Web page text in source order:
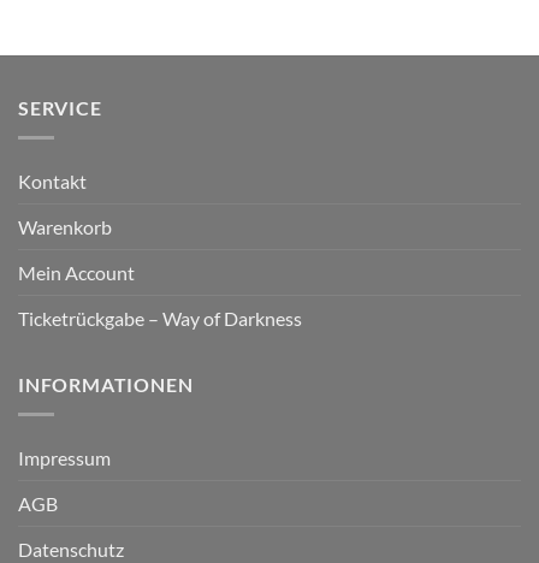
SERVICE
Kontakt
Warenkorb
Mein Account
Ticketrückgabe – Way of Darkness
INFORMATIONEN
Impressum
AGB
Datenschutz